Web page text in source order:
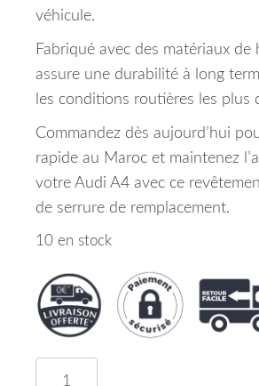
véhicule.
Fabriqué avec des matériaux de
assure une durabilité à long
les conditions routières les plus
Commandez dès aujourd’hui
rapide au Maroc et maintenez
votre Audi A4 avec ce
de serrure de remplacement.
10 en stock